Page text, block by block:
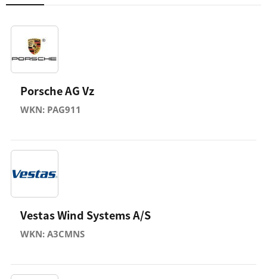
Porsche AG Vz
WKN: PAG911
Vestas Wind Systems A/S
WKN: A3CMNS